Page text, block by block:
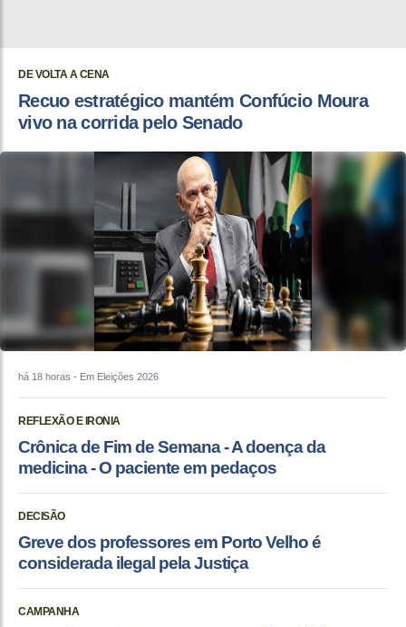
DE VOLTA A CENA
Recuo estratégico mantém Confúcio Moura
vivo na corrida pelo Senado
há 18 horas - Em Eleições 2026
REFLEXÃO E IRONIA
Crônica de Fim de Semana - A doença da
medicina - O paciente em pedaços
DECISÃO
Greve dos professores em Porto Velho é
considerada ilegal pela Justiça
CAMPANHA